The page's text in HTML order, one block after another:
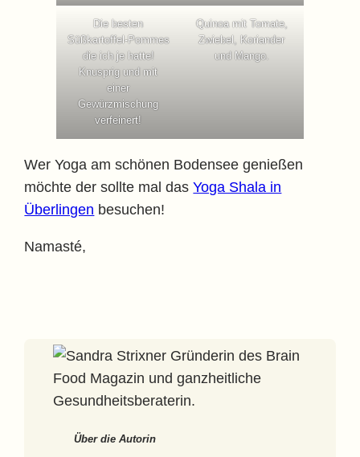
Die besten
Süßkartoffel-Pommes
die ich je hatte!
Knusprig und mit
einer
Gewürzmischung
verfeinert!
Quinoa mit Tomate,
Zwiebel, Koriander
und Mango.
Wer Yoga am schönen Bodensee genießen
möchte der sollte mal dasYoga Shala in
Überlingen besuchen!
Namasté,
Über die Autorin